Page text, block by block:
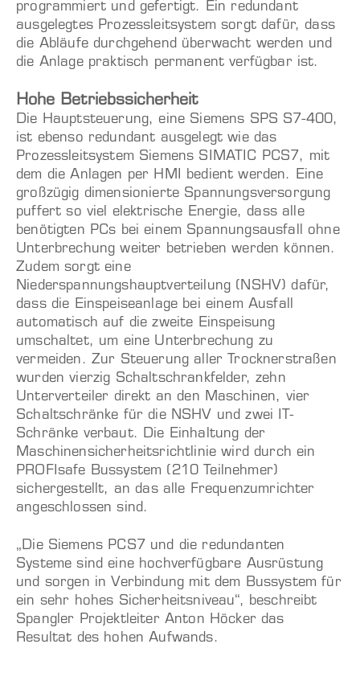
programmiert und gefertigt. Ein redundant
ausgelegtes Prozessleitsystem sorgt dafür, dass
die Abläufe durchgehend überwacht werden und
die Anlage praktisch permanent verfügbar ist.
Hohe Betriebssicherheit
Die Hauptsteuerung, eine Siemens SPS S7-400,
ist ebenso redundant ausgelegt wie das
Prozessleitsystem Siemens SIMATIC PCS7, mit
dem die Anlagen per HMI bedient werden. Eine
großzügig dimensionierte Spannungsversorgung
puffert so viel elektrische Energie, dass alle
benötigten PCs bei einem Spannungsausfall ohne
Unterbrechung weiter betrieben werden können.
Zudem sorgt eine
Niederspannungshauptverteilung (NSHV) dafür,
dass die Einspeiseanlage bei einem Ausfall
automatisch auf die zweite Einspeisung
umschaltet, um eine Unterbrechung zu
vermeiden. Zur Steuerung aller Trocknerstraßen
wurden vierzig Schaltschrankfelder, zehn
Unterverteiler direkt an den Maschinen, vier
Schaltschränke für die NSHV und zwei IT-
Schränke verbaut. Die Einhaltung der
Maschinensicherheitsrichtlinie wird durch ein
PROFIsafe Bussystem (210 Teilnehmer)
sichergestellt, an das alle Frequenzumrichter
angeschlossen sind.
„Die Siemens PCS7 und die redundanten
Systeme sind eine hochverfügbare Ausrüstung
und sorgen in Verbindung mit dem Bussystem für
ein sehr hohes Sicherheitsniveau“, beschreibt
Spangler Projektleiter Anton Höcker das
Resultat des hohen Aufwands.